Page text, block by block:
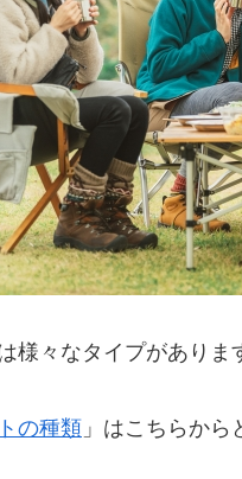
様々なタイプがありま
の種類 」はこちらから